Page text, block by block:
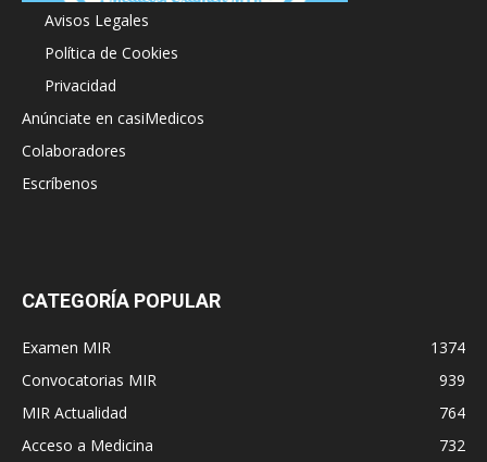
Avisos Legales
Política de Cookies
Privacidad
Anúnciate en casiMedicos
Colaboradores
Escríbenos
CATEGORÍA POPULAR
Examen MIR
1374
Convocatorias MIR
939
MIR Actualidad
764
Acceso a Medicina
732